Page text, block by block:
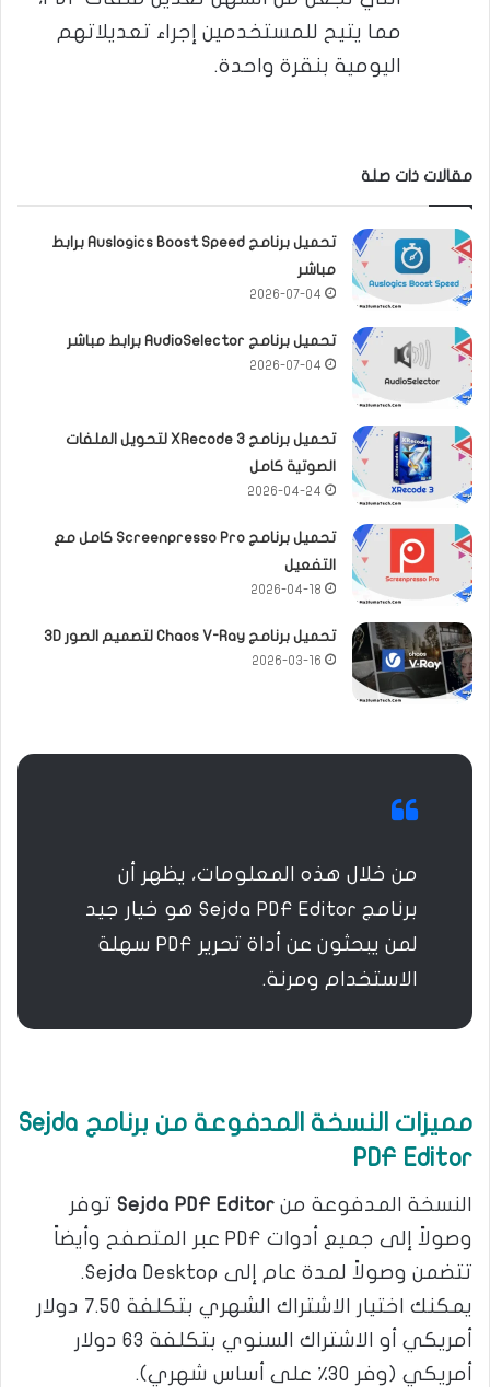
مما يتيح للمستخدمين إجراء تعديلاتهم
اليومية بنقرة واحدة​​.
مقالات ذات صلة
تحميل برنامج Auslogics Boost Speed برابط
مباشر
2026-07-04
تحميل برنامج AudioSelector برابط مباشر
2026-07-04
تحميل برنامج XRecode 3 لتحويل الملفات
الصوتية كامل
2026-04-24
تحميل برنامج Screenpresso Pro كامل مع
التفعيل
2026-04-18
تحميل برنامج Chaos V-Ray لتصميم الصور 3D
2026-03-16
من خلال هذه المعلومات، يظهر أن
برنامج Sejda PDF Editor هو خيار جيد
لمن يبحثون عن أداة تحرير PDF سهلة
الاستخدام ومرنة.
مميزات النسخة المدفوعة من برنامج Sejda
PDF Editor
النسخة المدفوعة من Sejda PDF Editor توفر
وصولاً إلى جميع أدوات PDF عبر المتصفح وأيضاً
تتضمن وصولاً لمدة عام إلى Sejda Desktop.
يمكنك اختيار الاشتراك الشهري بتكلفة 7.50 دولار
أمريكي أو الاشتراك السنوي بتكلفة 63 دولار
أمريكي (وفر 30٪ على أساس شهري)​​.